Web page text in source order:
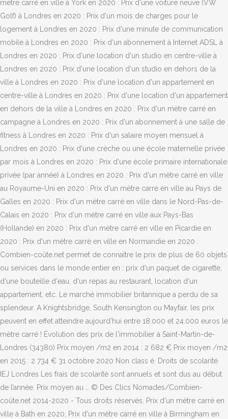
mètre carré en ville à York en 2020 : Prix d'une voiture neuve (VW
Golf) à Londres en 2020 : Prix d'un mois de charges pour le
logement à Londres en 2020 : Prix d'une minute de communication
mobile à Londres en 2020 : Prix d'un abonnement à Internet ADSL à
Londres en 2020 : Prix d'une location d'un studio en centre-ville à
Londres en 2020 : Prix d'une location d'un studio en dehors de la
ville à Londres en 2020 : Prix d'une location d'un appartement en
centre-ville à Londres en 2020 : Prix d'une location d'un appartement
en dehors de la ville à Londres en 2020 : Prix d'un mètre carré en
campagne à Londres en 2020 : Prix d'un abonnement à une salle de
fitness à Londres en 2020 : Prix d'un salaire moyen mensuel à
Londres en 2020 : Prix d'une crèche ou une école maternelle privée
par mois à Londres en 2020 : Prix d'une école primaire internationale
privée (par année) à Londres en 2020 : Prix d'un mètre carré en ville
au Royaume-Uni en 2020 : Prix d'un mètre carré en ville au Pays de
Galles en 2020 : Prix d'un mètre carré en ville dans le Nord-Pas-de-
Calais en 2020 : Prix d'un mètre carré en ville aux Pays-Bas
(Hollande) en 2020 : Prix d'un mètre carré en ville en Picardie en
2020 : Prix d'un mètre carré en ville en Normandie en 2020 :
Combien-coûte.net permet de connaître le prix de plus de 60 objets
ou services dans le monde entier en : prix d'un paquet de cigarette,
d'une bouteille d'eau, d'un repas au restaurant, location d'un
appartement, etc. Le marché immobilier britannique a perdu de sa
splendeur. A Knightsbridge, South Kensington ou Mayfair, les prix
peuvent en effet atteindre aujourd'hui entre 18.000 et 24.000 euros le
mètre carré ! Évolution des prix de l'immobilier à Saint-Martin-de-
Londres (34380) Prix moyen /m2 en 2014 : 2 682 € Prix moyen /m2
en 2015 : 2 734 € 31 octobre 2020 Non class é. Droits de scolarité
IEJ Londres Les frais de scolarité sont annuels et sont dus au début
de l’année. Prix moyen au … © Des Clics Nomades/Combien-
coûte.net 2014-2020 - Tous droits réservés, Prix d'un mètre carré en
ville à Bath en 2020, Prix d'un mètre carré en ville à Birmingham en